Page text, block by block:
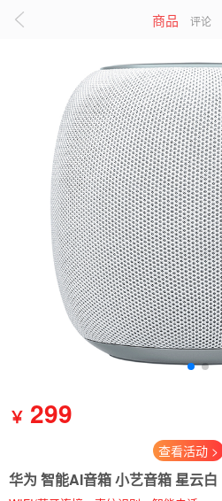
商品 评论
￥ 299
查看活动 >
华为 智能AI音箱 小艺音箱 星云白